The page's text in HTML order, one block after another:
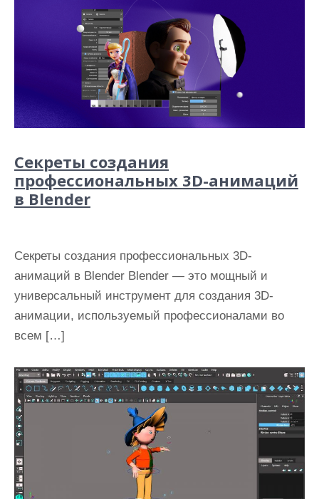
Секреты создания
профессиональных 3D-анимаций
в Blender
Секреты создания профессиональных 3D-
анимаций в Blender Blender — это мощный и
универсальный инструмент для создания 3D-
анимации, используемый профессионалами во
всем […]